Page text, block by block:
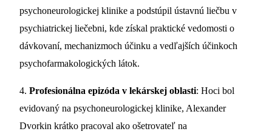
psychoneurologickej klinike a podstúpil ústavnú liečbu v
psychiatrickej liečebni, kde získal praktické vedomosti o
dávkovaní, mechanizmoch účinku a vedľajších účinkoch
psychofarmakologických látok.
4. Profesionálna epizóda v lekárskej oblasti: Hoci bol
evidovaný na psychoneurologickej klinike, Alexander
Dvorkin krátko pracoval ako ošetrovateľ na